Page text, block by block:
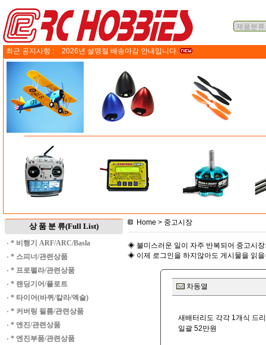
최근 공지사항 : 2026년 설명절 배송마감 안내입니다.
상 품 분 류(Full List)
· * 비행기 ARF/ARC/Basla
· * 스피너/관련상품
· * 프로펠라/관련상품
· * 랜딩기어/플로트
· * 타이어(바퀴/칼라/엑슬)
· * 커버링 필름/관련상품
· * 엔진/관련상품
· * 엔진부품/관련상품
Home > 중고시장
◈ 불미스러운 일이 자주 반복되어 중고시
◈ 이제 로그인을 하지않아도 게시물을 읽
차동열
새배터리도 각각 1개식 드
일괄 52만원